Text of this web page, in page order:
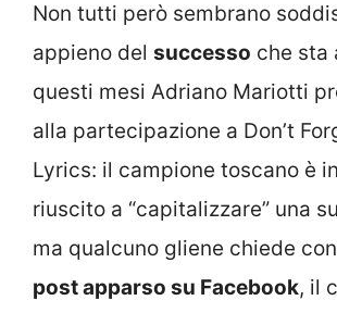
Non tutti però sembrano
appieno del successo che sta
questi mesi Adriano Mariotti
alla partecipazione a Don’t
Lyrics: il campione toscano è
riuscito a “capitalizzare” una
ma qualcuno gliene chiede
post apparso su Facebook, il